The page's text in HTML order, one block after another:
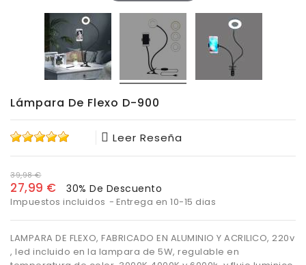
Lámpara De Flexo D-900
Leer Reseña
39,98 €
27,99 € 30% De Descuento
Impuestos incluidos Entrega en 10-15 dias
LAMPARA DE FLEXO, FABRICADO EN ALUMINIO Y ACRILICO, 220v
, led incluido en la lampara de 5W, regulable en